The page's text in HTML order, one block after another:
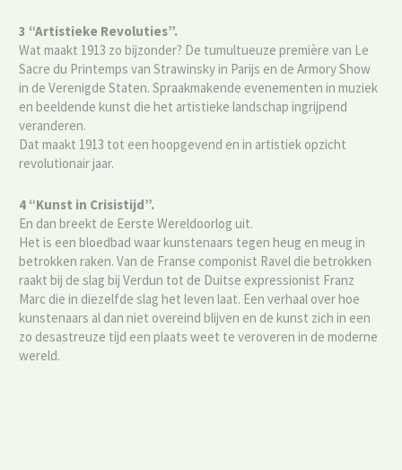
3 “Artistieke Revoluties”.
Wat maakt 1913 zo bijzonder? De tumultueuze première van Le
Sacre du Printemps van Strawinsky in Parijs en de Armory Show
in de Verenigde Staten. Spraakmakende evenementen in muziek
en beeldende kunst die het artistieke landschap ingrijpend
veranderen.
Dat maakt 1913 tot een hoopgevend en in artistiek opzicht
revolutionair jaar.
4 “Kunst in Crisistijd”.
En dan breekt de Eerste Wereldoorlog uit.
Het is een bloedbad waar kunstenaars tegen heug en meug in
betrokken raken. Van de Franse componist Ravel die betrokken
raakt bij de slag bij Verdun tot de Duitse expressionist Franz
Marc die in diezelfde slag het leven laat. Een verhaal over hoe
kunstenaars al dan niet overeind blijven en de kunst zich in een
zo desastreuze tijd een plaats weet te veroveren in de moderne
wereld.